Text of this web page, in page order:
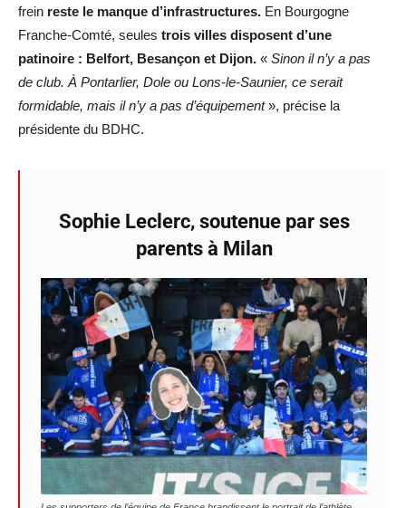
frein reste le manque d’infrastructures. En Bourgogne
Franche-Comté, seules trois villes disposent d’une
patinoire : Belfort, Besançon et Dijon. « Sinon il n’y a pas
de club. À Pontarlier, Dole ou Lons-le-Saunier, ce serait
formidable, mais il n’y a pas d’équipement», précise la
présidente du BDHC.
Sophie Leclerc, soutenue par ses
parents à Milan